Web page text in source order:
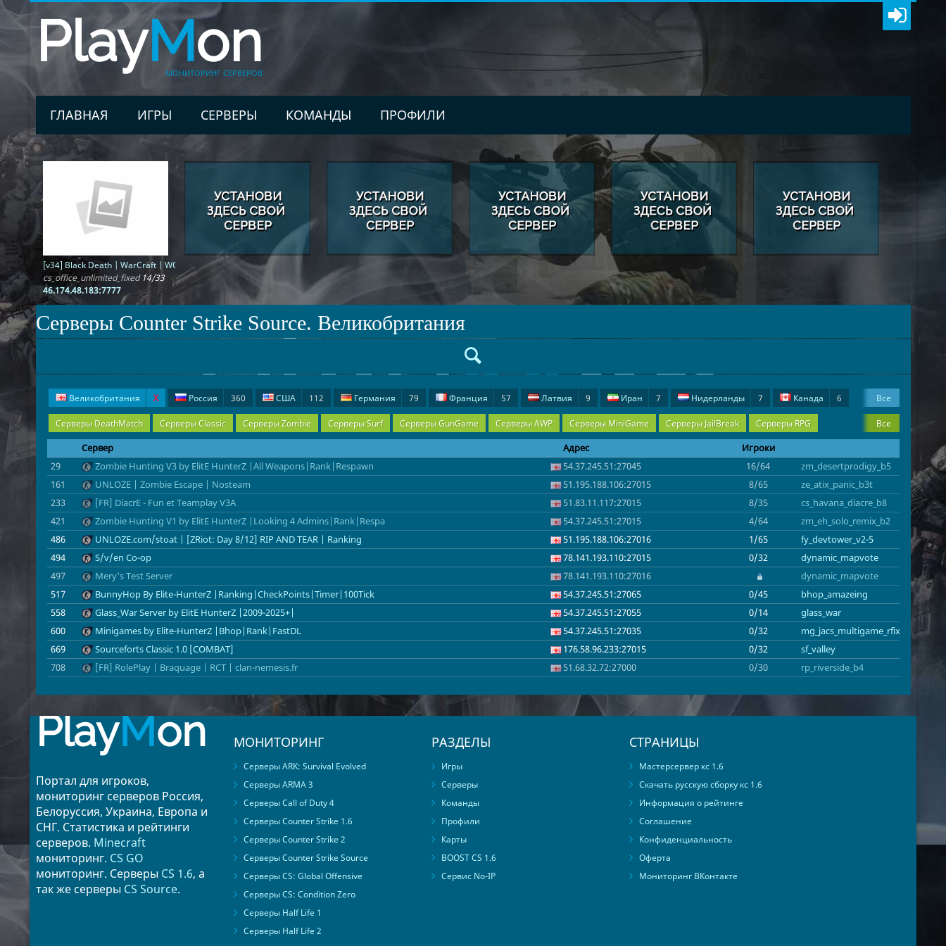
PlayMon
МОНИТОРИНГ СЕРВЕРОВ
ГЛАВНАЯ ИГРЫ СЕРВЕРЫ КОМАНДЫ ПРОФИЛИ
[v34] Black Death | WarCraft | WCS | ОБТ
cs_office_unlimited_fixed 14/33
46.174.48.183:7777
Серверы Counter Strike Source. Великобритания
Великобритания X Россия 360 США 112 Германия 79 Франция 57 Латвия 9 Иран 7 Нидерланды 7 Канада
6
Швеция
6 Польша 6 Чехия 5 Киргизия 5 Румыния 5 Финляндия 4 Венгрия 3 Болгария 3 Беларусь 2
2
Греция
1 Словакия 1 Украина 1 Испания 1
Все
Серверы DeathMatch Серверы Classic Серверы Zombie Серверы Surf Серверы GunGame Серверы AWP Серверы MiniGame Серверы JailBreak
Серверы RPG
Серверы DeathRun
Все
Сервер Адрес
Игроки
29
Zombie Hunting V3 by ElitE HunterZ |All Weapons|Rank|Respawn 54.37.245.51:27045 16/64
zm_desertprodigy_b5
161
UNLOZE | Zombie Escape | Nosteam 51.195.188.106:27015 8/65
ze_atix_panic_b3t
233
[FR] DiacrE - Fun et Teamplay V3A 51.83.11.117:27015 8/35
cs_havana_diacre_b8
421
Zombie Hunting V1 by ElitE HunterZ |Looking 4 Admins|Rank|Respa 54.37.245.51:27015 4/64
zm_eh_solo_remix_b2
486
UNLOZE.com/stoat | [ZRiot: Day 8/12] RIP AND TEAR | Ranking 51.195.188.106:27016 1/65
fy_devtower_v2-5
494
S/v/en Co-op 78.141.193.110:27015 0/32
dynamic_mapvote
497
Mery's Test Server 78.141.193.110:27016
dynamic_mapvote
517
BunnyHop By Elite-HunterZ |Ranking|CheckPoints|Timer|100Tick 54.37.245.51:27065 0/45
bhop_amazeing
558
Glass_War Server by ElitE HunterZ |2009-2025+| 54.37.245.51:27055 0/14
glass_war
600
Minigames by Elite-HunterZ |Bhop|Rank|FastDL 54.37.245.51:27035 0/32
mg_jacs_multigame_rfix
669
Sourceforts Classic 1.0 [COMBAT] 176.58.96.233:27015 0/32
sf_valley
708
[FR] RolePlay | Braquage | RCT | clan-nemesis.fr 51.68.32.72:27000 0/30 rp_riverside_b4
PlayMon
Портал для игроков,
мониторинг серверов Россия,
Белоруссия, Украина, Европа и
СНГ. Статистика и рейтинги
серверов. Minecraft
мониторинг. CS GO
мониторинг. Серверы CS 1.6, а
так же серверы CS Source.
МОНИТОРИНГ
Серверы ARK: Survival Evolved
Серверы ARMA 3
Серверы Call of Duty 4
Серверы Counter Strike 1.6
Серверы Counter Strike 2
Серверы Counter Strike Source
Серверы CS: Global Offensive
Серверы CS: Condition Zero
Серверы Half Life 1
Серверы Half Life 2
РАЗДЕЛЫ
Игры
Серверы
Команды
Профили
Карты
BOOST CS 1.6
Сервис No-IP
СТРАНИЦЫ
Мастерсервер кс 1.6
Скачать русскую сборку кс 1.6
Информация о рейтинге
Соглашение
Конфиденциальность
Оферта
Мониторинг ВКонтакте